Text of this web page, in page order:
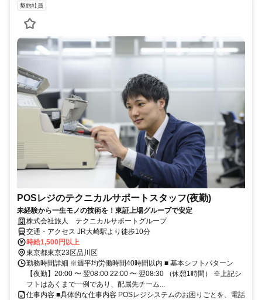
契約社員
POSレジのテクニカルサポートスタッフ(夜勤)
未経験から一生モノの技術を！東証上場グループで安定
株式会社旅人 テクニカルサポートグループ
交通・アクセス JR大崎駅より徒歩10分
時給1,500円以上
東京都東京23区品川区
勤務時間詳細 ※週平均労働時間40時間以内 ■ 基本シフトパターン
【夜勤】20:00 〜 翌08:00 22:00 〜 翌08:30 （休憩1時間） ※上記シ
フトはあくまで一例であり、配属先チーム...
仕事内容 ■具体的な仕事内容 POSレジシステムのお困りごとを、電話